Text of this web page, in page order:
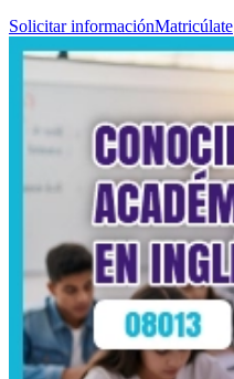
Solicitar informaciónMatricúlate